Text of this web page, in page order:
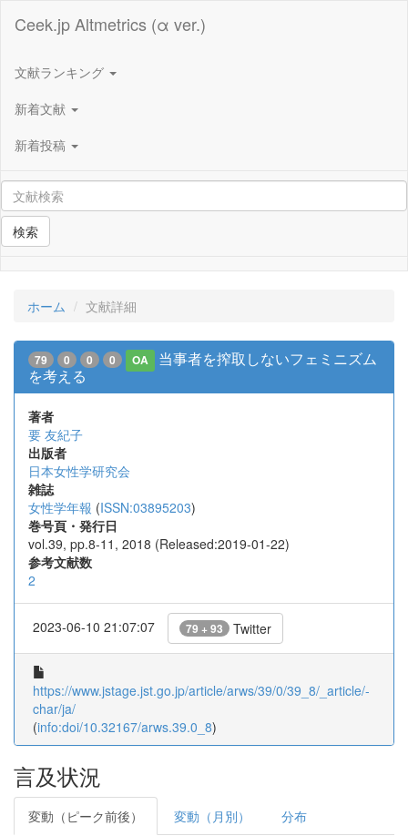
Ceek.jp Altmetrics (α ver.)
文献ランキング
新着文献
新着投稿
検索
ホーム 文献詳細
79 0 0 0 OA
当事者を搾取しないフェミニズム
を考える
著者
要 友紀子
出版者
日本女性学研究会
雑誌
女性学年報 (ISSN:03895203)
巻号頁・発行日
vol.39, pp.8-11, 2018 (Released:2019-01-22)
参考文献数
2
2023-06-10 21:07:07 79 + 93 Twitter
https://www.jstage.jst.go.jp/article/arws/39/0/39_8/_article/-
char/ja/
(info:doi/10.32167/arws.39.0_8)
言及状況
変動（ピーク前後） 変動（月別） 分布